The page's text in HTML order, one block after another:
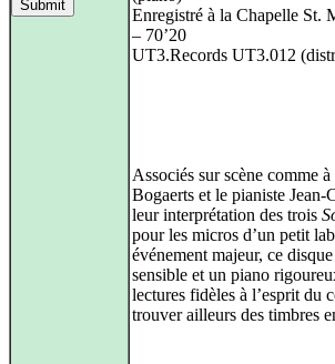
Enregistré à la Chapelle St.
– 70’20
UT3.Records UT3.012
Associés sur scène comme
Bogaerts et le pianiste
leur interprétation des trois
pour les micros d’un petit
événement majeur, ce
sensible et un piano
lectures fidèles à l’esprit du
trouver ailleurs des timbres